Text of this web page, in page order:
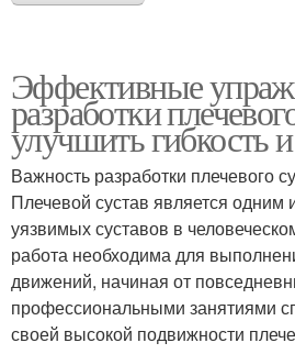
Эффективные
разработки
улучшить гибкость
Важность разработки плечевого
Плечевой сустав является
уязвимых суставов в
работа необходима для
движений, начиная от
профессиональными занятиями
своей высокой подвижности